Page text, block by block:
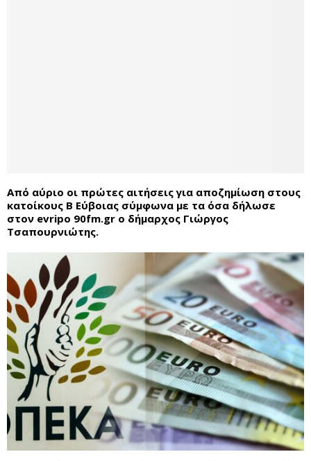
Από αύριο οι πρώτες αιτήσεις για αποζημίωση στους
κατοίκους Β Εύβοιας σύμφωνα με τα όσα δήλωσε
στον evripo 90fm.gr ο δήμαρχος Γιώργος
Τσαπουρνιώτης.